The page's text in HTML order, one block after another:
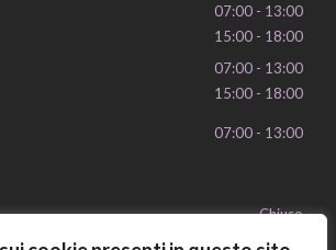
07:00 - 13:00
15:00 - 18:00
07:00 - 13:00
15:00 - 18:00
07:00 - 13:00
Chiuso